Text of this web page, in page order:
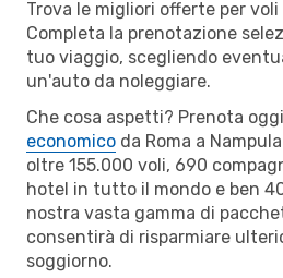
Trova le migliori offerte per voli
Completa la prenotazione
tuo viaggio, scegliendo
un'auto da noleggiare.
Che cosa aspetti? Prenota
economico da Roma a
oltre 155.000 voli, 690
hotel in tutto il mondo e ben
nostra vasta gamma di
consentirà di risparmiare
soggiorno.